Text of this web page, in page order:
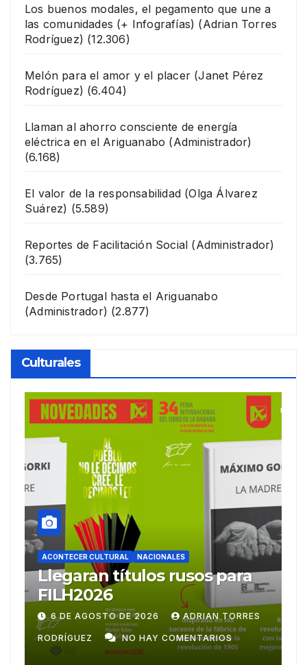
Los buenos modales, el pegamento que une a
las comunidades (+ Infografías) (Adrian Torres
Rodríguez) (12.306)
Melón para el amor y el placer (Janet Pérez
Rodríguez) (6.404)
Llaman al ahorro consciente de energía
eléctrica en el Ariguanabo (Administrador)
(6.168)
El valor de la responsabilidad (Olga Álvarez
Suárez) (5.589)
Reportes de Facilitación Social (Administrador)
(3.765)
Desde Portugal hasta el Ariguanabo
(Administrador) (2.877)
Culturales
ACONTECER CULTURAL
Ballet Laura Alonso
emprende gira
centroamericana
28 DE JULIO DE 2026 ADRIAN TORRES
RODRÍGUEZ NO HAY COMENTARIOS